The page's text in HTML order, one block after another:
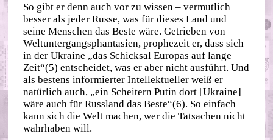
So gibt er denn auch vor zu wissen – vermutlich
besser als jeder Russe, was für dieses Land und
seine Menschen das Beste wäre. Getrieben von
Weltuntergangsphantasien, prophezeit er, dass sich
in der Ukraine „das Schicksal Europas auf lange
Zeit“(5) entscheidet, was er aber nicht ausführt. Und
als bestens informierter Intellektueller weiß er
natürlich auch, „ein Scheitern Putin dort [Ukraine]
wäre auch für Russland das Beste“(6). So einfach
kann sich die Welt machen, wer die Tatsachen nicht
wahrhaben will.